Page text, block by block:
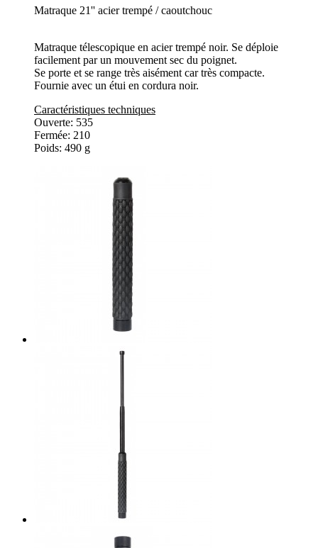
Matraque 21'' acier trempé / caoutchouc
Matraque télescopique en acier trempé noir. Se déploie
facilement par un mouvement sec du poignet.
Se porte et se range très aisément car très compacte.
Fournie avec un étui en cordura noir.
Caractéristiques techniques
Ouverte: 535
Fermée: 210
Poids: 490 g